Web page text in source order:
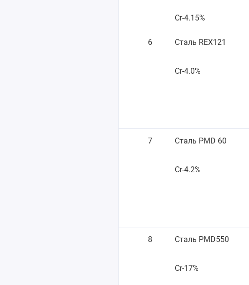
Cr-4.15%
6 Сталь REX121
Cr-4.0%
7 Сталь PMD 60
Cr-4.2%
8 Сталь PMD550
Cr-17%